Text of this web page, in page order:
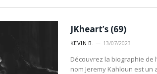
JKheart’s (69)
KEVIN B. 13/07/2023
Découvrez la biographie de
nom Jeremy Kahloun est